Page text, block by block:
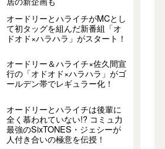
オードリーとハライチがMCとし
て初タッグを組んだ新番組「オ
ドオド×ハラハラ」がスタート！
オードリー＆ハライチ×佐久間宣
行の「オドオド×ハラハラ」がゴ
ールデン帯でレギュラー化！
オードリーとハライチは後輩に
全く慕われていない!? コミュ力
最強のSixTONES・ジェシーが
人付き合いの極意を伝授！